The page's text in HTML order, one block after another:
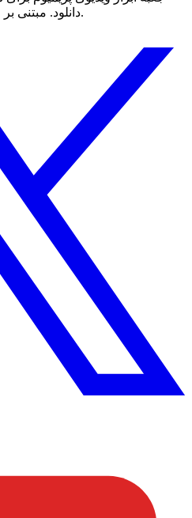
دانلود. مبتنی بر مرورگر. هیچ نصابی وجود ندارد.